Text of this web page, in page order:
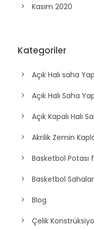
Kasım 2020
Kategoriler
Açık Halı saha
Açık Halı Saha
Açık Kapalı Halı
Akrilik Zemin
Basketbol Potası
Basketbol
Blog
Çelik